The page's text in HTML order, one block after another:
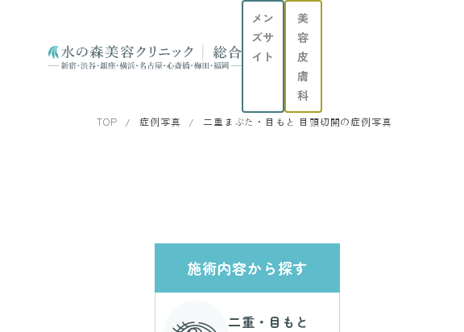
メン
ズサ
イト
美
容
皮
膚
科
TOP 症例写真 二重まぶた・目もと 目頭切開の症例写真
施術内容から探す
二重・目もと